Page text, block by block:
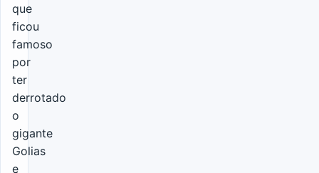
que
ficou
famoso
por
ter
derrotado
o
gigante
Golias
e